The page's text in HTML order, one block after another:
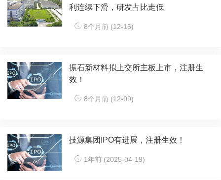
利连续下滑，研发占比走低
8个月前 (12-16)
振石新材料拟上交所主板上市，注册生
效！
8个月前 (12-09)
技源集团IPO有进展，注册生效！
1年前 (2025-04-19)